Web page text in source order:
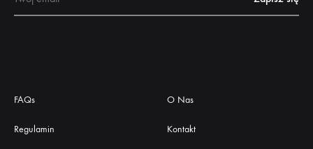
FAQs
Regulamin
O Nas
Kontakt